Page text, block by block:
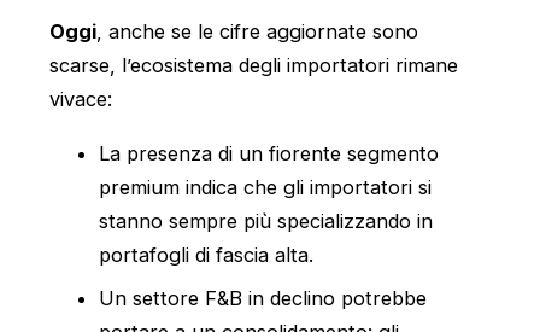
Oggi, anche se le cifre aggiornate sono
scarse, l’ecosistema degli importatori rimane
vivace:
La presenza di un fiorente segmento
premium indica che gli importatori si
stanno sempre più specializzando in
portafogli di fascia alta.
Un settore F&B in declino potrebbe